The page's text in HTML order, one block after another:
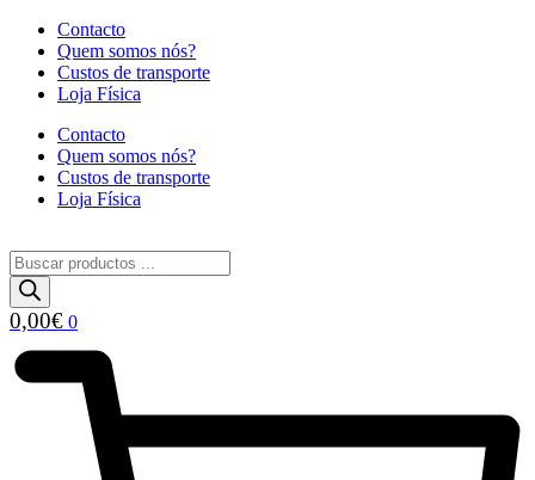
Saltar
para
conteúdo
Contacto
Quem somos nós?
Custos de transporte
Loja Física
Contacto
Quem somos nós?
Custos de transporte
Loja Física
Pesquisa
de
produtos
0,00€ 0